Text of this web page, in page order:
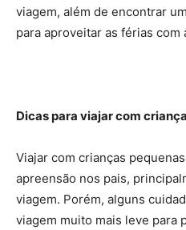
viagem, além de encontrar
para aproveitar as férias com
Dicas para viajar com
Viajar com crianças
apreensão nos pais,
viagem. Porém, alguns
viagem muito mais leve para